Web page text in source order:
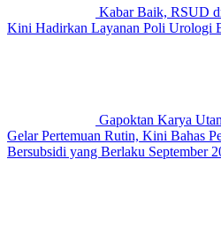
Kabar Baik, RSUD
Kini Hadirkan Layanan Poli Urologi
Gapoktan Karya
Gelar Pertemuan Rutin, Kini Bahas
Bersubsidi yang Berlaku September